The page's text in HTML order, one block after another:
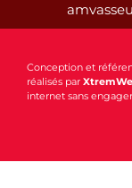
Conception et
réalisés par
internet sans